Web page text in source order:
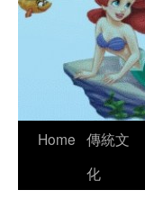
Skip
Home 傳統文
化